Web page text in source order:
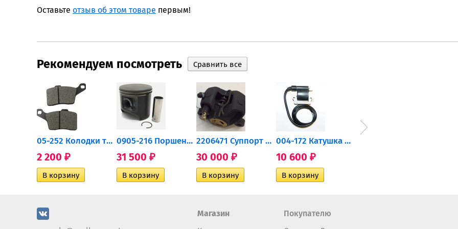
Оставьте отзыв об этом товаре первым!
Рекомендуем посмотреть
05-252 Колодки тормозные...
2 200 ₽
0905-216 Поршень Arctic Cat...
31 500 ₽
2206471 Суппорт тормозной...
30 000 ₽
004-172 Катушка зажигания...
10 600 ₽
Магазин
Покупателю